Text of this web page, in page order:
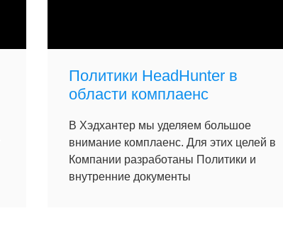
Политики HeadHunter в
области комплаенс
В Хэдхантер мы уделяем большое
внимание комплаенс. Для этих целей в
Компании разработаны Политики и
внутренние документы